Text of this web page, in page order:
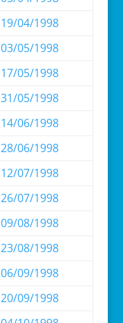
19/04/1998
03/05/1998
17/05/1998
31/05/1998
14/06/1998
28/06/1998
12/07/1998
26/07/1998
09/08/1998
23/08/1998
06/09/1998
20/09/1998